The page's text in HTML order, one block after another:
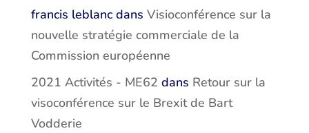
francis leblancdans Visioconférence sur la
nouvelle stratégie commerciale de la
Commission européenne
2021 Activités - ME62 dans Retour sur la
visoconférence sur le Brexit de Bart
Vodderie